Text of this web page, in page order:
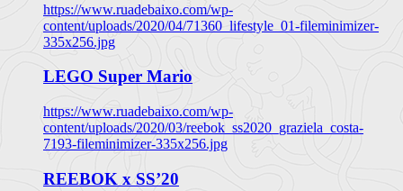
https://www.ruadebaixo.com/wp-
content/uploads/2020/04/71360_lifestyle_01-fileminimizer-
335x256.jpg
LEGO Super Mario
https://www.ruadebaixo.com/wp-
content/uploads/2020/03/reebok_ss2020_graziela_costa-
7193-fileminimizer-335x256.jpg
REEBOK x SS’20